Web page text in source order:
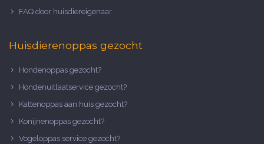
FAQ door huisdiereigenaar
Huisdierenoppas gezocht
Hondenoppas gezocht?
Hondenuitlaatservice gezocht?
Kattenoppas aan huis gezocht?
Konijnenoppas gezocht?
Vogeloppas service gezocht?